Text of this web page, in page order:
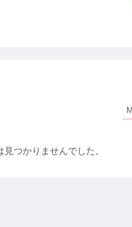
見つかりませんでした。